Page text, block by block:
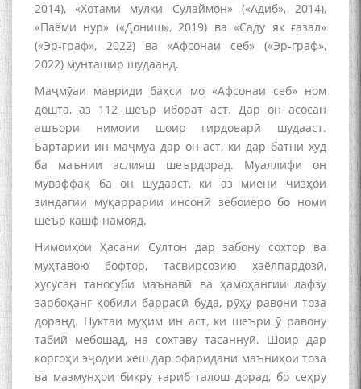
2014), «Хотами мулки Сулаймон» («Адиб», 2014),
«Паёми нур» («Дониш», 2019) ва «Саду як ғазал»
(«Эр-граф», 2022) ва «Афсонаи себ» («Эр-граф»,
2022) мунташир шудаанд.
Маҷмӯаи мавриди баҳси мо «Афсонаи себ» ном
дошта, аз 112 шеър иборат аст. Дар он асосан
ашъори нимоии шоир гирдоварӣ шудааст.
Бартарии ин маҷмуа дар он аст, ки дар батни худ
ба маънии аслияш шеърдорад. Муаллифи он
муваффақ ба он шудааст, ки аз миёни чизҳои
зиндагии муқаррарии инсонӣ зебоиеро бо номи
шеър кашф намояд.
Нимоиҳои Ҳасани Султон дар забону сохтор ва
муҳтавою бофтор, тасвирсозию хаёлпардозӣ,
хусусан таносуби маънавӣ ва ҳамоҳангии лафзу
зарбоҳанг қобили баррасӣ буда, рӯҳу равони тоза
доранд. Нуктаи муҳим ин аст, ки шеъри ӯ равону
табиӣ мебошад, на сохтаву тасаннуӣ. Шоир дар
коргоҳи эҷодии хеш дар офаридани маъниҳои тоза
ва мазмунҳои бикру ғариб талош дорад, бо сеҳру